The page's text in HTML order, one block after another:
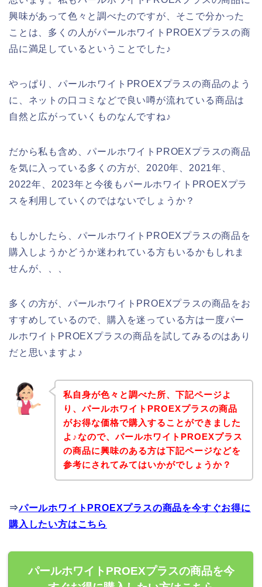
興味があって色々と調べたのですが、そこで分かった
ことは、多くの人がパールホワイトPROEXプラスの商
品に満足しているということでした♪
やっぱり、パールホワイトPROEXプラスの商品のよう
に、ネットの口コミなどで良い噂が流れている商品は
自然と広がっていくものなんですね♪
だから私も含め、パールホワイトPROEXプラスの商品
を気に入っている多くの方が、2020年、2021年、
2022年、2023年と今後もパールホワイトPROEXプラ
スを利用していくのではないでしょうか？
もしかしたら、パールホワイトPROEXプラスの商品を
購入しようかどうか迷われている方もいるかもしれま
せんが、、、
多くの方が、パールホワイトPROEXプラスの商品をお
すすめしているので、購入を迷っている方は一度パー
ルホワイトPROEXプラスの商品を試してみるのはあり
だと思いますよ♪
私自身が色々と調べた所、下記ページよ
り、パールホワイトPROEXプラスの商品
がお得な価格で購入することができました
よ♪なので、パールホワイトPROEXプラス
の商品に興味のある方は下記ページなどを
参考にされてみてはいかがでしょうか？
⇒パールホワイトPROEXプラスの商品を今すぐお得に
購入したい方はこちら
パールホワイトPROEXプラスの商品を今